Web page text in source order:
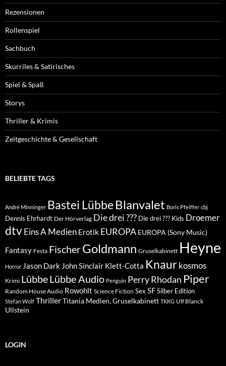
Rezensionen
Rollenspiel
Sachbuch
Skurriles & Satirisches
Spiel & Spaß
Storys
Thriller & Krimis
Zeitgeschichte & Gesellschaft
BELIEBTE TAGS
André Minninger Bastei Lübbe Blanvalet Boris Pfeiffer cbj
Dennis Ehrhardt Der Hörverlag Die drei ??? Die drei ??? Kids Droemer
dtvEins A Medien Erotik EUROPA EUROPA (Sony Music)
Fantasy Festa FischerGoldmann Gruselkabinett Heyne
Horror Jason Dark John Sinclair Klett-Cotta Knaur kosmos
Krimi LübbeLübbe Audio Penguin Perry Rhodan Piper
Random House Audio Rowohlt Science Fiction Sex SFSilber Edition
Stefan Wolf ThrillerTitania Medien, Gruselkabinett TKKG Ulf Blanck
Ullstein
LOGIN